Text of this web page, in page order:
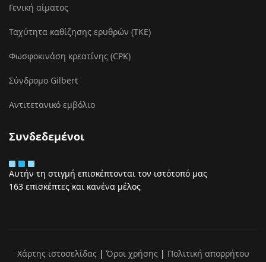
Γενική αίματος
Ταχύτητα καθίζησης ερυθρών (ΤΚΕ)
Φωσφοκινάση κρεατίνης (CPK)
Σύνδρομο Gilbert
Αντιτετανικό εμβόλιο
Συνδεδεμένοι
Αυτήν τη στιγμή επισκέπτονται τον ιστότοπό μας
163 επισκέπτες και κανένα μέλος
Χάρτης ιστοσελίδας| Όροι χρήσης| Πολιτική απορρήτου